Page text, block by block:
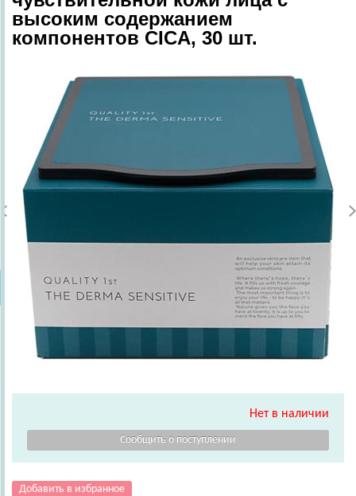
высоким содержанием
компонентов CICA, 30 шт.
Нет в наличии
Добавить в избранное